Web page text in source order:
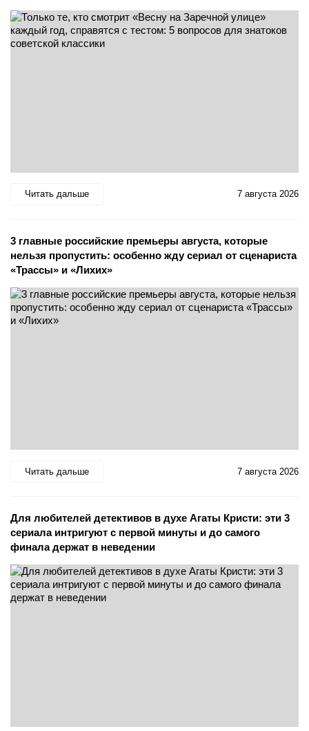
Читать дальше 7 августа 2026
3 главные российские премьеры августа, которые
нельзя пропустить: особенно жду сериал от сценариста
«Трассы» и «Лихих»
Читать дальше 7 августа 2026
Для любителей детективов в духе Агаты Кристи: эти 3
сериала интригуют с первой минуты и до самого
финала держат в неведении